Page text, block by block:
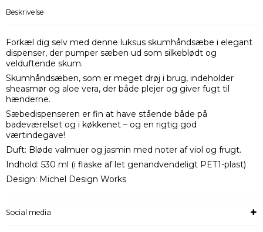
Beskrivelse
Forkæl dig selv med denne luksus skumhåndsæbe i elegant
dispenser, der pumper sæben ud som silkeblødt og
velduftende skum.
Skumhåndsæben, som er meget drøj i brug, indeholder
sheasmør og aloe vera, der både plejer og giver fugt til
hænderne.
Sæbedispenseren er fin at have stående både på
badeværelset og i køkkenet – og en rigtig god
værtindegave!
Duft: Bløde valmuer og jasmin med noter af viol og frugt.
Indhold: 530 ml (i flaske af let genandvendeligt PET1-plast)
Design: Michel Design Works
Social media